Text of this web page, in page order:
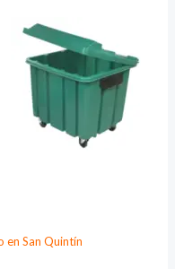
en San Quintín